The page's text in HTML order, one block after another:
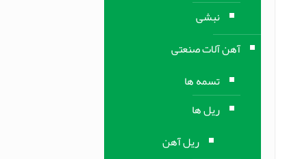
نبشی
آهن آلات صنعتی
تسمه ها
ریل ها
ریل آهن